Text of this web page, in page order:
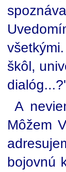
škôl,
A
Môžem
bojovnú